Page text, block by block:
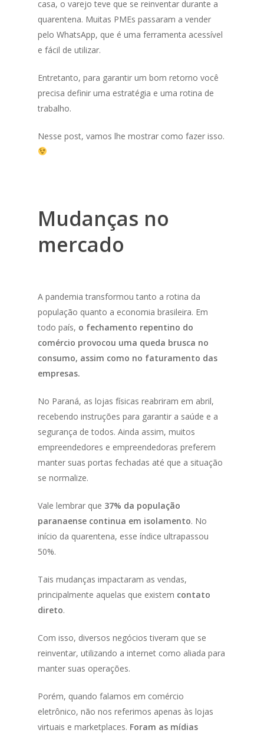
casa, o varejo teve que se reinventar durante a
quarentena. Muitas PMEs passaram a vender
pelo WhatsApp, que é uma ferramenta acessível
e fácil de utilizar.
Entretanto, para garantir um bom retorno você
precisa definir uma estratégia e uma rotina de
trabalho.
Nesse post, vamos lhe mostrar como fazer isso.
Mudanças no
mercado
A pandemia transformou tanto a rotina da
população quanto a economia brasileira. Em
todo país, o fechamento repentino do
comércio provocou uma queda brusca no
consumo, assim como no faturamento das
empresas.
No Paraná, as lojas físicas reabriram em abril,
recebendo instruções para garantir a saúde e a
segurança de todos. Ainda assim, muitos
empreendedores e empreendedoras preferem
manter suas portas fechadas até que a situação
se normalize.
Vale lembrar que 37% da população
paranaense continua em isolamento. No
início da quarentena, esse índice ultrapassou
50%.
Tais mudanças impactaram as vendas,
principalmente aquelas que existem contato
direto.
Com isso, diversos negócios tiveram que se
reinventar, utilizando a internet como aliada para
manter suas operações.
Porém, quando falamos em comércio
eletrônico, não nos referimos apenas às lojas
virtuais e marketplaces. Foram as mídias